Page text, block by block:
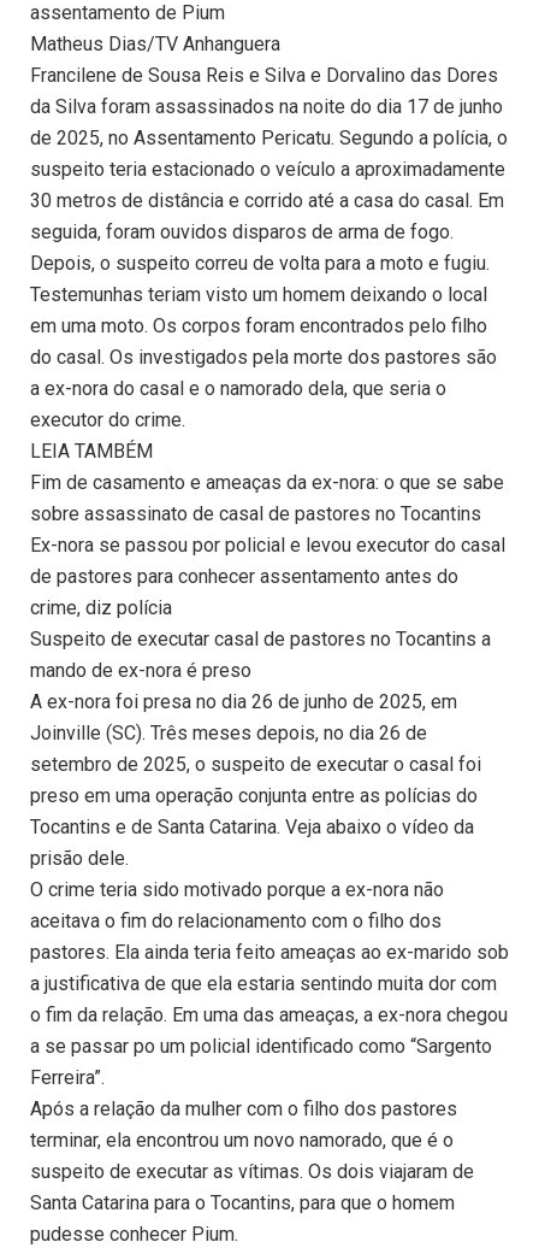
assentamento de Pium
Matheus Dias/TV Anhanguera
Francilene de Sousa Reis e Silva e Dorvalino das Dores
da Silva foram assassinados na noite do dia 17 de junho
de 2025, no Assentamento Pericatu. Segundo a polícia, o
suspeito teria estacionado o veículo a aproximadamente
30 metros de distância e corrido até a casa do casal. Em
seguida, foram ouvidos disparos de arma de fogo.
Depois, o suspeito correu de volta para a moto e fugiu.
Testemunhas teriam visto um homem deixando o local
em uma moto. Os corpos foram encontrados pelo filho
do casal. Os investigados pela morte dos pastores são
a ex-nora do casal e o namorado dela, que seria o
executor do crime.
LEIA TAMBÉM
Fim de casamento e ameaças da ex-nora: o que se sabe
sobre assassinato de casal de pastores no Tocantins
Ex-nora se passou por policial e levou executor do casal
de pastores para conhecer assentamento antes do
crime, diz polícia
Suspeito de executar casal de pastores no Tocantins a
mando de ex-nora é preso
A ex-nora foi presa no dia 26 de junho de 2025, em
Joinville (SC). Três meses depois, no dia 26 de
setembro de 2025, o suspeito de executar o casal foi
preso em uma operação conjunta entre as polícias do
Tocantins e de Santa Catarina. Veja abaixo o vídeo da
prisão dele.
O crime teria sido motivado porque a ex-nora não
aceitava o fim do relacionamento com o filho dos
pastores. Ela ainda teria feito ameaças ao ex-marido sob
a justificativa de que ela estaria sentindo muita dor com
o fim da relação. Em uma das ameaças, a ex-nora chegou
a se passar po um policial identificado como “Sargento
Ferreira”.
Após a relação da mulher com o filho dos pastores
terminar, ela encontrou um novo namorado, que é o
suspeito de executar as vítimas. Os dois viajaram de
Santa Catarina para o Tocantins, para que o homem
pudesse conhecer Pium.